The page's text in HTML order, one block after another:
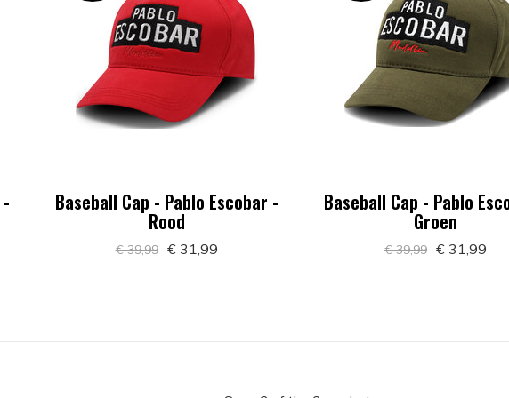
Baseball Cap - Pablo Escobar -
Rood
€ 39,99 € 31,99
Baseball Cap - Pablo
Groen
€ 39,99 € 31,99